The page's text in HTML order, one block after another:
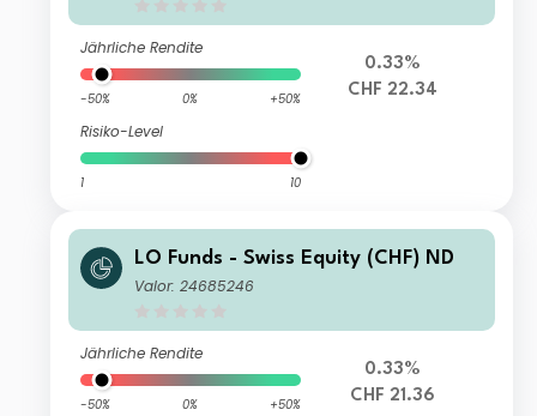
Jährliche Rendite
-50% 0% +50%
Risiko-Level
1 10
0.33%
CHF 22.34
LO Funds - Swiss Equity (CHF) ND
Valor: 24685246
Jährliche Rendite
-50% 0% +50%
0.33%
CHF 21.36